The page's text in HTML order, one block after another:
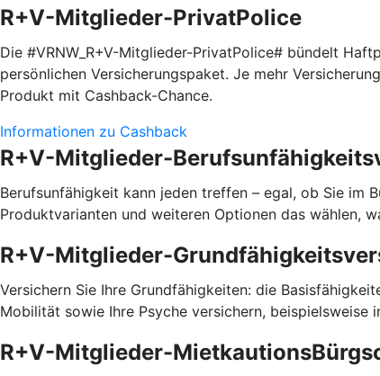
R+V-Mitglieder-PrivatPolice
Die #VRNW_R+V-Mitglieder-PrivatPolice# bündelt
persönlichen Versicherungspaket. Je mehr
Produkt mit Cashback-Chance.
Informationen zu Cashback
R+V-Mitglieder-
Berufsunfähigkeit kann jeden treffen – egal, ob Sie im
Produktvarianten und weiteren Optionen das wählen,
R+V-Mitglieder-
Versichern Sie Ihre Grundfähigkeiten: die
Mobilität sowie Ihre Psyche versichern, beispielsweise
R+V-Mitglieder-